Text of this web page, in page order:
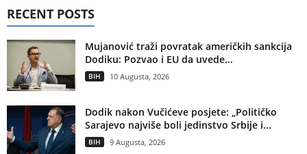
RECENT POSTS
Mujanović traži povratak američkih sankcija
Dodiku: Pozvao i EU da uvede...
BIH 10 Augusta, 2026
Dodik nakon Vučićeve posjete: „Političko
Sarajevo najviše boli jedinstvo Srbije i...
BIH 9 Augusta, 2026